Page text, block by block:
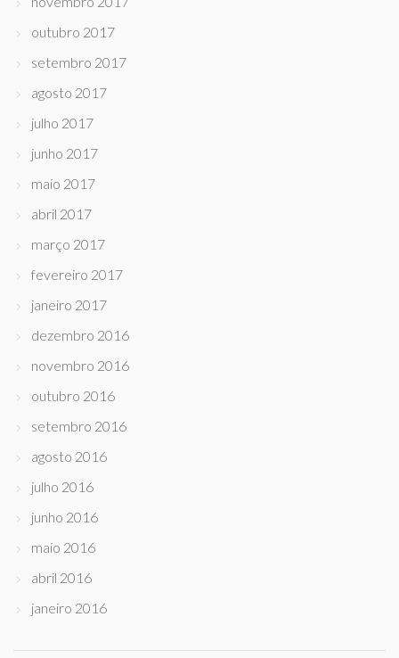
outubro 2017
setembro 2017
agosto 2017
julho 2017
junho 2017
maio 2017
abril 2017
março 2017
fevereiro 2017
janeiro 2017
dezembro 2016
novembro 2016
outubro 2016
setembro 2016
agosto 2016
julho 2016
junho 2016
maio 2016
abril 2016
janeiro 2016